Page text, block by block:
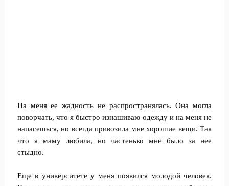
На меня ее жадность не распространялась. Она могла
поворчать, что я быстро изнашиваю одежду и на меня не
напасешься, но всегда привозила мне хорошие вещи. Так
что я маму любила, но частенько мне было за нее
стыдно.
Еще в университете у меня появился молодой человек.